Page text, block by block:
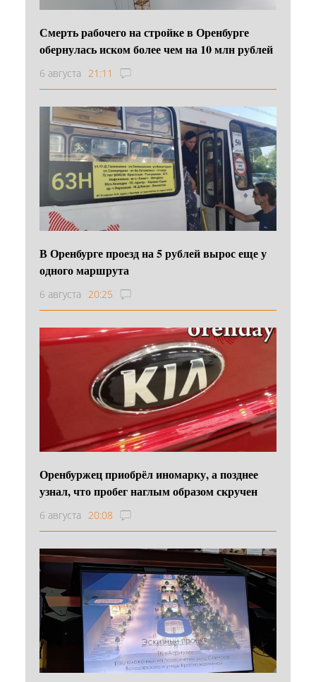
Смерть рабочего на стройке в Оренбурге
обернулась иском более чем на 10 млн рублей
6 августа 21:11
В Оренбурге проезд на 5 рублей вырос еще у
одного маршрута
6 августа 20:25
Оренбуржец приобрёл иномарку, а позднее
узнал, что пробег наглым образом скручен
6 августа 20:08